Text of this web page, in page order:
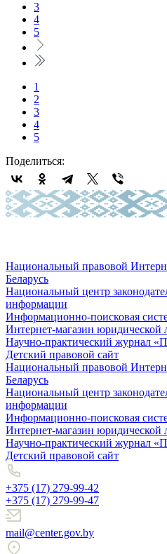
3
4
5
1
2
3
4
5
Поделиться:
Национальный правовой
Беларусь
Национальный центр
информации
Информационно-поисковая
Интернет-магазин юридической
Научно-практический журнал
Детский правовой сайт
Национальный правовой
Беларусь
Национальный центр
информации
Информационно-поисковая
Интернет-магазин юридической
Научно-практический журнал
Детский правовой сайт
+375 (17) 279-99-42
+375 (17) 279-99-47
mail@center.gov.by